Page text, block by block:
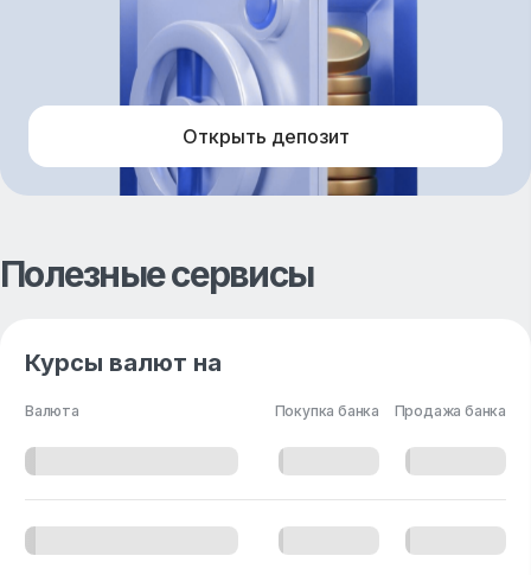
Открыть депозит
Полезные сервисы
Курсы валют на
Валюта Покупка банка Продажа банка